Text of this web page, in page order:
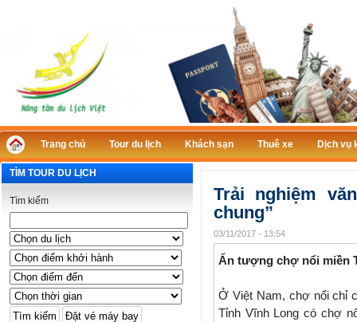
Trang chủ Tour du lịch Khách sạn Thuê xe Dịch vụ
TÌM TOUR DU LỊCH
Tìm kiếm
Trải nghiệm
chung”
03/11/2017 - 13:54
Ấn tượng chợ nổi miền
Ở Việt Nam, chợ nổi chỉ
Tỉnh Vĩnh Long có chợ